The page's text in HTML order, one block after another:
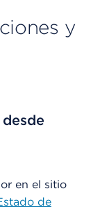
y
en el sitio
de